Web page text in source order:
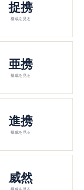
捉携
構成を見る
亜携
構成を見る
進携
構成を見る
威然
構成を見る